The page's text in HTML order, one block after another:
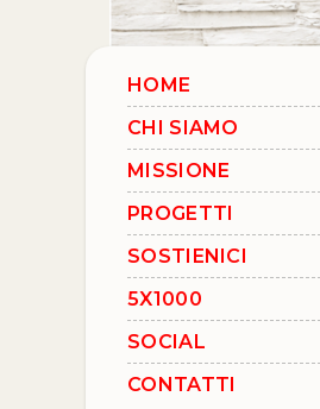
HOME
CHI SIAMO
MISSIONE
PROGETTI
SOSTIENICI
5X1000
SOCIAL
CONTATTI